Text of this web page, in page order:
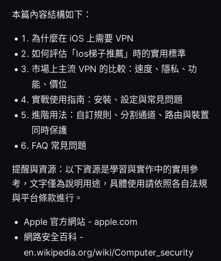
本篇內容結構如下：
為什麼在 iOS 上需要 VPN
如何評估「Ios梯子推薦」時的實用標準
市場上主流 VPN 的比較：速度、隱私、功
能、價位
實戰使用指南：安裝、設定與常見問題
進階用法：自訂規則、分割通道、路由與裝置
同時保護
FAQ 常見問題
提醒與資源：以下資源是學習與實作中的實用參
考，文字僅為說明用途，具體使用請依照各自法規
與平台條款進行。
Apple 官方網站 - apple.com
網路安全百科 -
en.wikipedia.org/wiki/Computer_security